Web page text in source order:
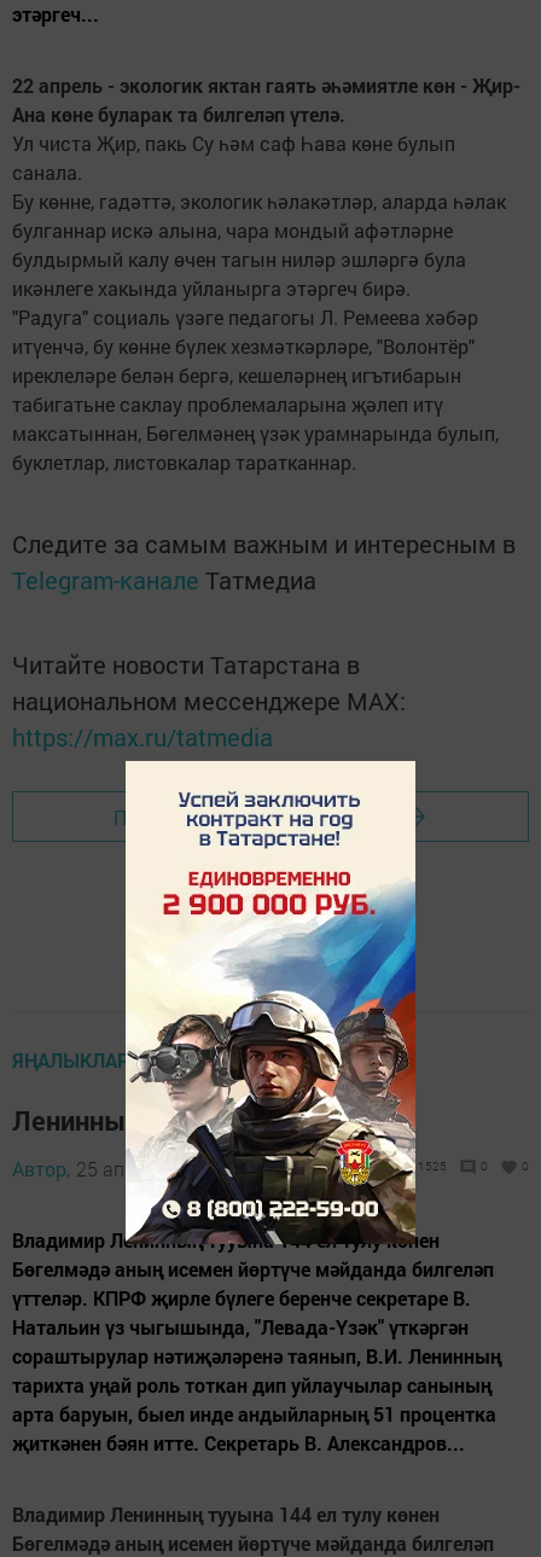
этәргеч...
22 апрель - экологик яктан гаять әһәмиятле көн - Җир-
Ана көне буларак та билгеләп үтелә.
Ул чиста Җир, пакь Су һәм саф Һава көне булып
санала.
Бу көнне, гадәттә, экологик һәлакәтләр, аларда һәлак
булганнар искә алына, чара мондый афәтләрне
булдырмый калу өчен тагын ниләр эшләргә була
икәнлеге хакында уйланырга этәргеч бирә.
"Радуга" социаль үзәге педагогы Л. Ремеева хәбәр
итүенчә, бу көнне бүлек хезмәткәрләре, "Волонтёр"
иреклеләре белән бергә, кешеләрнең игътибарын
табигатьне саклау проблемаларына җәлеп итү
максатыннан, Бөгелмәнең үзәк урамнарында булып,
буклетлар, листовкалар таратканнар.
Следите за самым важным и интересным в
Telegram-канале Татмедиа
Читайте новости Татарстана в
национальном мессенджере MАХ:
https://max.ru/tatmedia
Перейти на страницу новости
ЯҢАЛЫКЛАР
Ленинны искә алу
Автор, 25 апрель 2014 - 05:11 1525 0 0
Владимир Ленинның тууына 144 ел тулу көнен
Бөгелмәдә аның исемен йөртүче мәйданда билгеләп
үттеләр. КПРФ җирле бүлеге беренче секретаре В.
Натальин үз чыгышында, "Левада-Үзәк" үткәргән
сораштырулар нәтиҗәләренә таянып, В.И. Ленинның
тарихта уңай роль тоткан дип уйлаучылар санының
арта баруын, быел инде андыйларның 51 процентка
җиткәнен бәян итте. Секретарь В. Александров...
Владимир Ленинның тууына 144 ел тулу көнен
Бөгелмәдә аның исемен йөртүче мәйданда билгеләп